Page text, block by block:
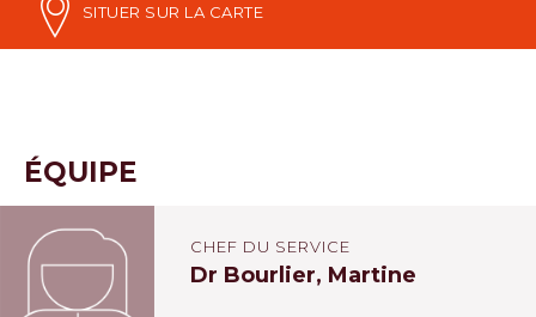
SITUER SUR LA CARTE
ÉQUIPE
CHEF DU SERVICE
Dr Bourlier, Martine